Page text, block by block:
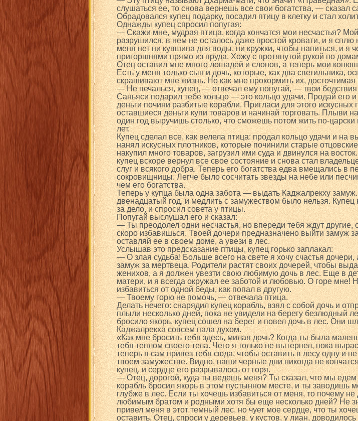
слушаться ее, то снова вернешь все свои богатства, — сказал
Обрадовался купец подарку, посадил птицу в клетку и стал
Однажды купец спросил попугая:
— Скажи мне, мудрая птица, когда кончатся мои несчастья?
разрушился, в нем не осталось даже простой кровати, и я сплю
меня нет ни кувшина для воды, ни кружки, чтобы напиться, и я
пригоршнями прямо из пруда. Хожу с протянутой рукой по
Отец оставил мне много лошадей и слонов, а теперь мои
Есть у меня только сын и дочь, которые, как два светильника,
скрашивают мне жизнь. Но как мне прокормить их, досточтимая
— Не печалься, купец, — отвечал ему попугай, — твои бедствия
Саньяси подарил тебе кольцо — это кольцо удачи. Продай его
деньги почини разбитые корабли. Пригласи для этого искусных
оставшиеся деньги купи товаров и начинай торговать. Плыви
один год выручишь столько, что сможешь потом жить по-
лет.
Купец сделал все, как велела птица: продал кольцо удачи и на
нанял искусных плотников, которые починили старые
накупил много товаров, загрузил ими суда и двинулся на
купец вскоре вернул все свое состояние и снова стал
слуг и всякого добра. Теперь его богатства едва вмещались в
сокровищницы. Легче было сосчитать звезды на небе или
чем его богатства.
Теперь у купца была одна забота — выдать Каджалрекху
двенадцатый год, и медлить с замужеством было нельзя. Купец
за дело, и спросил совета у птицы.
Попугай выслушал его и сказал:
— Ты преодолел одни несчастья, но впереди тебя ждут другие,
скоро избавишься. Твоей дочери предназначено выйти замуж
оставляй ее в своем доме, а увези в лес.
Услышав это предсказание птицы, купец горько заплакал:
— О злая судьба! Больше всего на свете я хочу счастья
замуж за мертвеца. Родители растят своих дочерей, чтобы
женихов, а я должен увезти свою любимую дочь в лес. Еще в
матери, и я всегда окружал ее заботой и любовью. О горе мне!
избавиться от одной беды, как попал в другую.
— Твоему горю не помочь, — отвечала птица.
Делать нечего: снарядил купец корабль, взял с собой дочь и
плыли несколько дней, пока не увидели на берегу безлюдный
бросило якорь, купец сошел на берег и повел дочь в лес. Они
Каджалрекха совсем пала духом.
«Как мне бросить тебя здесь, милая дочь? Когда ты была
тебя теплом своего тела. Чего я только не вытерпел, пока
теперь я сам привез тебя сюда, чтобы оставить в лесу одну и
твоем замужестве. Видно, наши черные дни никогда не
купец, и сердце его разрывалось от горя.
— Отец, дорогой, куда ты ведешь меня? Ты сказал, что мы едем
корабль бросил якорь в этом пустынном месте, и ты заводишь
глубже в лес. Если ты хочешь избавиться от меня, то почему
любимым братом и родными хотя бы еще несколько дней? Не
привел меня в этот темный лес, но чует мое сердце, что ты
оставить. Отец, спроси у деревьев, у кустов, у лиан,